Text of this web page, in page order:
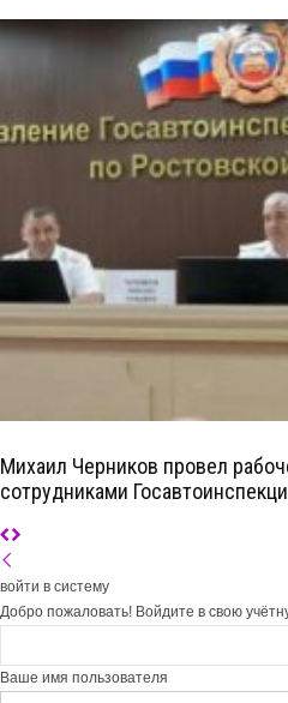
Михаил Черников провел
сотрудниками
войти в систему
Добро пожаловать! Войдите в свою
Ваше имя пользователя